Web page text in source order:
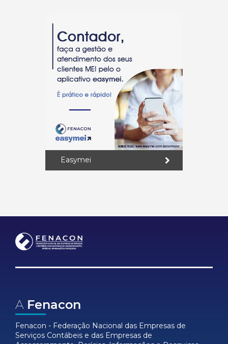
Easymei
A Fenacon
Fenacon - Federação Nacional das Empresas de
Serviços Contábeis e das Empresas de